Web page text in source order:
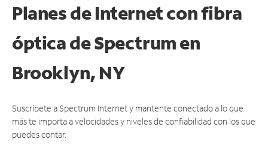
Planes de Internet con fibra
óptica de Spectrum en
Brooklyn, NY
Suscríbete a Spectrum Internet y mantente conectado a lo que
más te importa a velocidades y niveles de confiabilidad con los que
puedes contar.